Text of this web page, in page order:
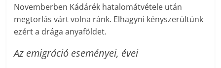
Novemberben Kádárék hatalomátvétele után
megtorlás várt volna ránk. Elhagyni kényszerültünk
ezért a drága anyaföldet.
Az emigráció eseményei, évei